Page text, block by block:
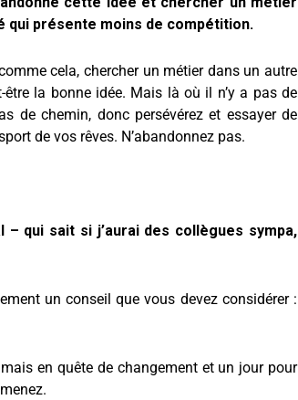
qui présente moins de compétition.
cela, chercher un métier dans un autre
être la bonne idée. Mais là où il n’y a pas de
de chemin, donc persévérez et essayer de
de vos rêves. N’abandonnez pas.
– qui sait si j’aurai des collègues sympa,
un conseil que vous devez considérer :
en quête de changement et un jour pour